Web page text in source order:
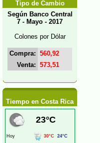
Tipo de Cambio
Según Banco Central
7 - Mayo - 2017
Colones por Dólar
Compra: 560,92
Venta: 573,51
Tiempo en Costa Rica